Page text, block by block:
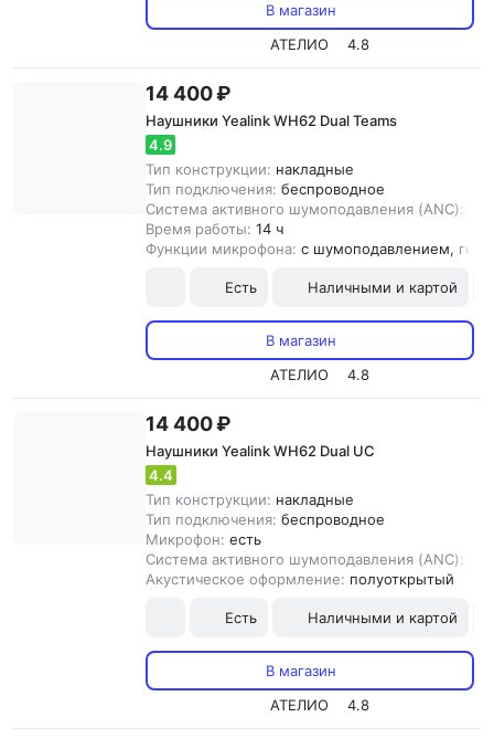
В магазин
АТЕЛИО
4.8
14 400 ₽
Наушники Yealink WH62 Dual Teams
4.9
Тип конструкции: накладные
Тип подключения: беспроводное
Система активного шумоподавления (ANC):
Время работы: 14 ч
Функции микрофона: с шумоподавлением,
Есть Наличными и картой
В магазин
АТЕЛИО
4.8
14 400 ₽
Наушники Yealink WH62 Dual UC
4.4
Тип конструкции: накладные
Тип подключения: беспроводное
Микрофон: есть
Система активного шумоподавления (ANC):
Акустическое оформление: полуоткрытый
Есть Наличными и картой
В магазин
АТЕЛИО
4.8